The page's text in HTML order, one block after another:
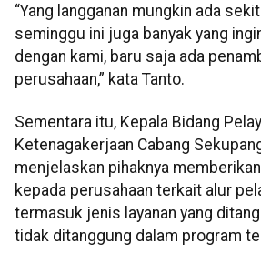
“Yang langganan mungkin ada
seminggu ini juga banyak yang
dengan kami, baru saja ada
perusahaan,” kata Tanto.
Sementara itu, Kepala Bidang
Ketenagakerjaan Cabang
menjelaskan pihaknya
kepada perusahaan terkait alur
termasuk jenis layanan yang
tidak ditanggung dalam program